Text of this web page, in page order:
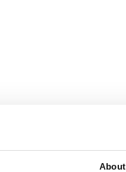
About